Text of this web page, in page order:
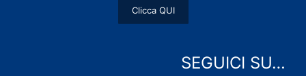
Clicca QUI
SEGUICI SU…